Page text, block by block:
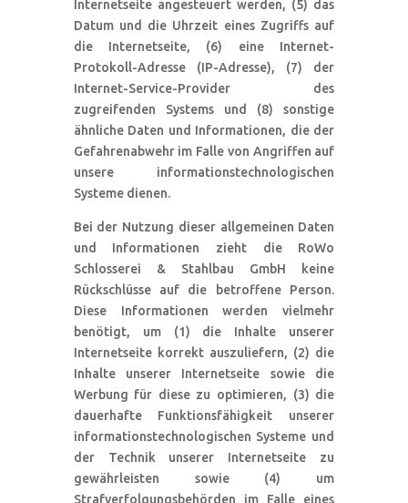
Internetseite angesteuert werden, (5) das
Datum und die Uhrzeit eines Zugriffs auf
die Internetseite, (6) eine Internet-
Protokoll-Adresse (IP-Adresse), (7) der
Internet-Service-Provider des
zugreifenden Systems und (8) sonstige
ähnliche Daten und Informationen, die der
Gefahrenabwehr im Falle von Angriffen auf
unsere informationstechnologischen
Systeme dienen.
Bei der Nutzung dieser allgemeinen Daten
und Informationen zieht die RoWo
Schlosserei & Stahlbau GmbH keine
Rückschlüsse auf die betroffene Person.
Diese Informationen werden vielmehr
benötigt, um (1) die Inhalte unserer
Internetseite korrekt auszuliefern, (2) die
Inhalte unserer Internetseite sowie die
Werbung für diese zu optimieren, (3) die
dauerhafte Funktionsfähigkeit unserer
informationstechnologischen Systeme und
der Technik unserer Internetseite zu
gewährleisten sowie (4) um
Strafverfolgungsbehörden im Falle eines